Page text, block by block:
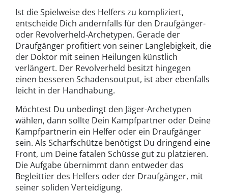
Ist die Spielweise des Helfers zu kompliziert,
entscheide Dich andernfalls für den Draufgänger-
oder Revolverheld-Archetypen. Gerade der
Draufgänger profitiert von seiner Langlebigkeit, die
der Doktor mit seinen Heilungen künstlich
verlängert. Der Revolverheld besitzt hingegen
einen besseren Schadensoutput, ist aber ebenfalls
leicht in der Handhabung.
Möchtest Du unbedingt den Jäger-Archetypen
wählen, dann sollte Dein Kampfpartner oder Deine
Kampfpartnerin ein Helfer oder ein Draufgänger
sein. Als Scharfschütze benötigst Du dringend eine
Front, um Deine fatalen Schüsse gut zu platzieren.
Die Aufgabe übernimmt dann entweder das
Begleittier des Helfers oder der Draufgänger, mit
seiner soliden Verteidigung.